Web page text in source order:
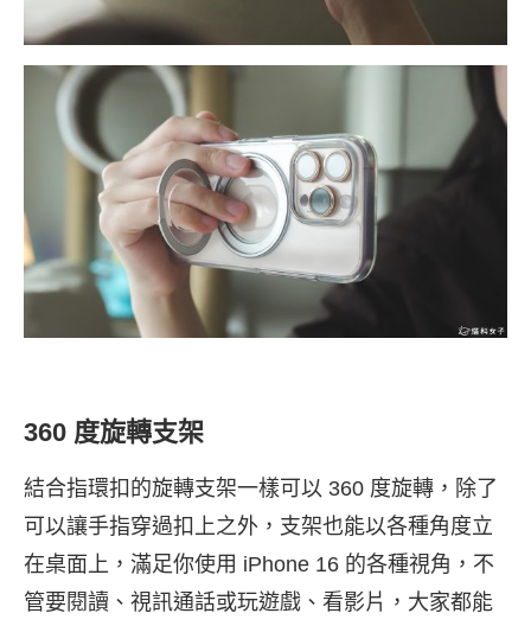
360 度旋轉支架
結合指環扣的旋轉支架一樣可以 360 度旋轉，除了
可以讓手指穿過扣上之外，支架也能以各種角度立
在桌面上，滿足你使用 iPhone 16 的各種視角，不
管要閱讀、視訊通話或玩遊戲、看影片，大家都能